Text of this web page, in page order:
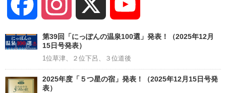
Facebook Instagram
Channel
第39回「にっぽんの温泉100選」発表！（2025年12月
15日号発表）
1位草津、２位下呂、３位道後
2025年度「５つ星の宿」発表！（2025年12月15日号発
表）